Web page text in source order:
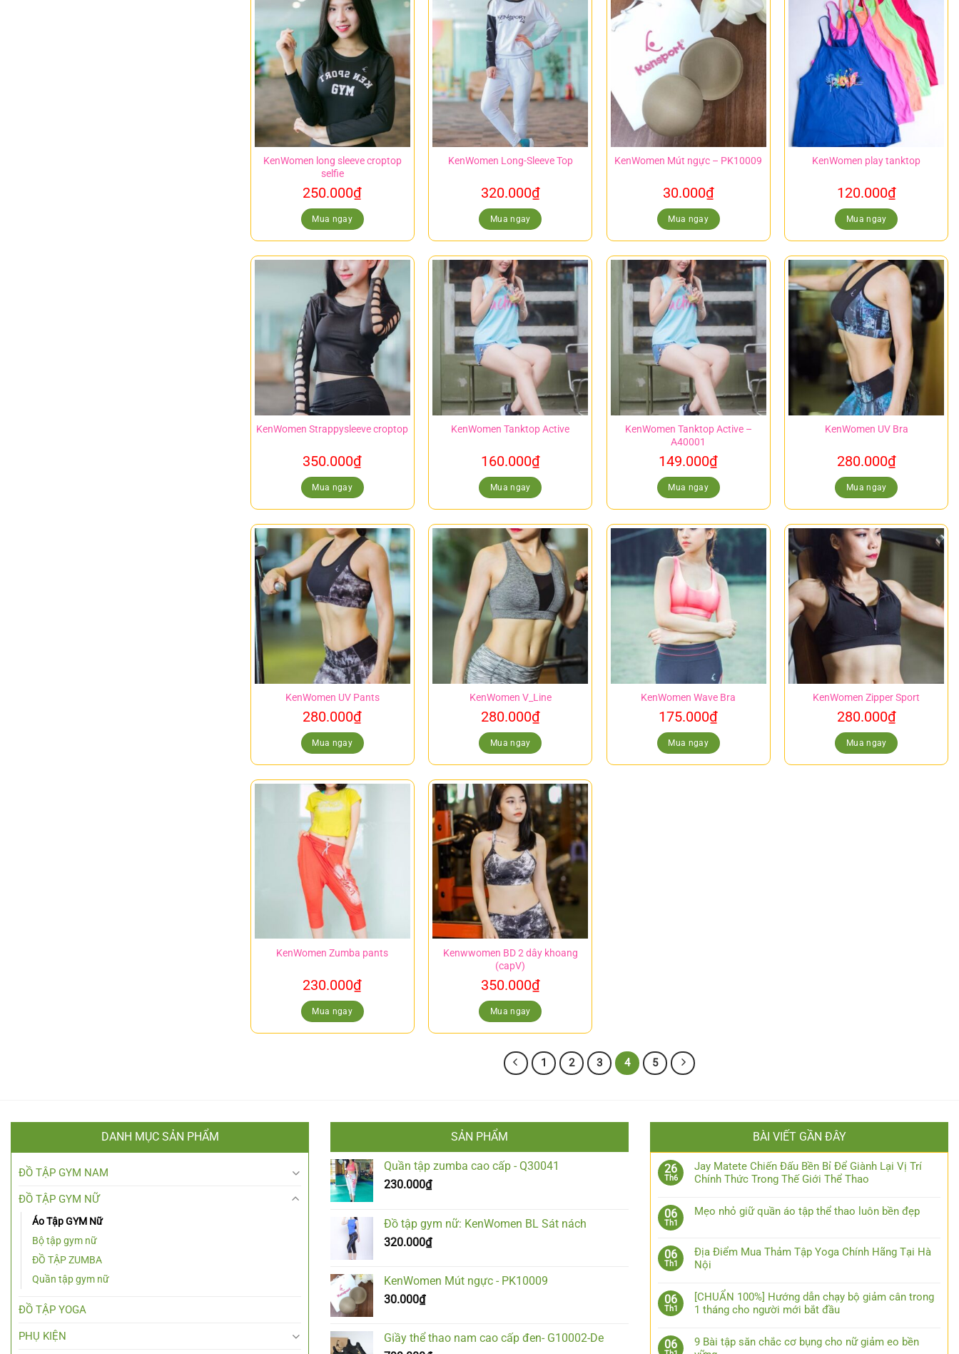
KenWomen long sleeve croptop
selfie
250.000₫
Mua ngay
KenWomen Long-Sleeve Top
320.000₫
Mua ngay
KenWomen Mút ngực – PK10009
30.000₫
Mua ngay
KenWomen play tanktop
120.000₫
Mua ngay
KenWomen Strappysleeve croptop
350.000₫
Mua ngay
KenWomen Tanktop Active
160.000₫
Mua ngay
KenWomen Tanktop Active –
A40001
149.000₫
Mua ngay
KenWomen UV Bra
280.000₫
Mua ngay
KenWomen UV Pants
280.000₫
Mua ngay
KenWomen V_Line
280.000₫
Mua ngay
KenWomen Wave Bra
175.000₫
Mua ngay
KenWomen Zipper Sport
280.000₫
Mua ngay
KenWomen Zumba pants
230.000₫
Mua ngay
Kenwwomen BD 2 dây khoang
(capV)
350.000₫
Mua ngay
1 2 3 4 5
DANH MỤC SẢN PHẨM
ĐỒ TẬP GYM NAM
ĐỒ TẬP GYM NỮ
Áo Tập GYM Nữ
Bộ tập gym nữ
ĐỒ TẬP ZUMBA
Quần tập gym nữ
ĐỒ TẬP YOGA
PHỤ KIỆN
SẢN PHẨM
Quần tập zumba cao cấp - Q30041
230.000₫
Đồ tập gym nữ: KenWomen BL Sát nách
320.000₫
KenWomen Mút ngực - PK10009
30.000₫
Giầy thể thao nam cao cấp đen- G10002-De
BÀI VIẾT GẦN ĐÂY
26
Th6
Jay Matete Chiến Đấu Bền Bỉ Để Giành Lại Vị Trí
Chính Thức Trong Thế Giới Thể Thao
06
Th1
Mẹo nhỏ giữ quần áo tập thể thao luôn bền đẹp
06
Th1
Địa Điểm Mua Thảm Tập Yoga Chính Hãng Tại Hà
Nội
06
Th1
[CHUẨN 100%] Hướng dẫn chạy bộ giảm cân trong
1 tháng cho người mới bắt đầu
06
9 Bài tập săn chắc cơ bụng cho nữ giảm eo bền